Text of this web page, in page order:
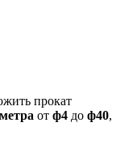
прокат
от ф4 до ф40,